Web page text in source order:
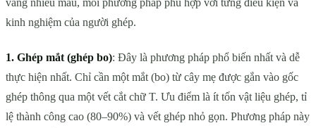
vàng nhiều màu, mỗi phương pháp phù hợp với từng điều kiện và
kinh nghiệm của người ghép.
1. Ghép mắt (ghép bo): Đây là phương pháp phổ biến nhất và dễ
thực hiện nhất. Chỉ cần một mắt (bo) từ cây mẹ được gắn vào gốc
ghép thông qua một vết cắt chữ T. Ưu điểm là ít tốn vật liệu ghép, tỉ
lệ thành công cao (80–90%) và vết ghép nhỏ gọn. Phương pháp này